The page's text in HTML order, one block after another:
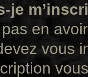
je
en
vous